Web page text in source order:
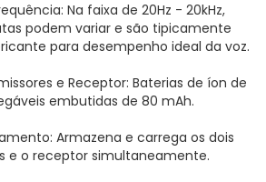
Na faixa de 20Hz - 20kHz,
podem variar e são tipicamente
para desempenho ideal da voz.
e Receptor: Baterias de íon de
embutidas de 80 mAh.
Armazena e carrega os dois
e o receptor simultaneamente.